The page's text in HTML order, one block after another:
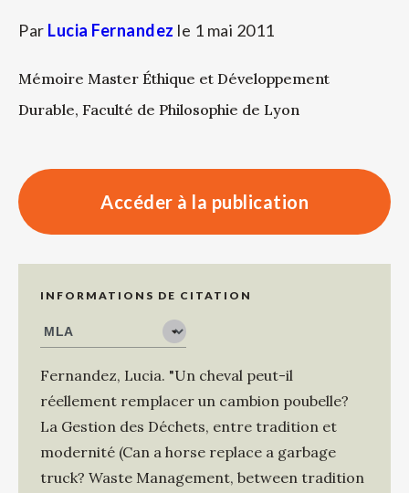
Par Lucia Fernandez le 1 mai 2011
Mémoire Master Éthique et Développement
Durable, Faculté de Philosophie de Lyon
Accéder à la publication
INFORMATIONS DE CITATION
Fernandez, Lucia. "Un cheval peut-il
réellement remplacer un cambion poubelle?
La Gestion des Déchets, entre tradition et
modernité (Can a horse replace a garbage
truck? Waste Management, between tradition